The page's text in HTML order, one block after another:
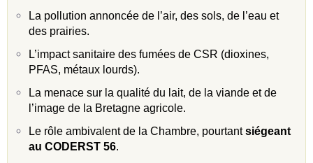
La pollution annoncée de l’air, des sols, de l’eau et
des prairies.
L’impact sanitaire des fumées de CSR (dioxines,
PFAS, métaux lourds).
La menace sur la qualité du lait, de la viande et de
l’image de la Bretagne agricole.
Le rôle ambivalent de la Chambre, pourtantsiégeant
au CODERST 56.